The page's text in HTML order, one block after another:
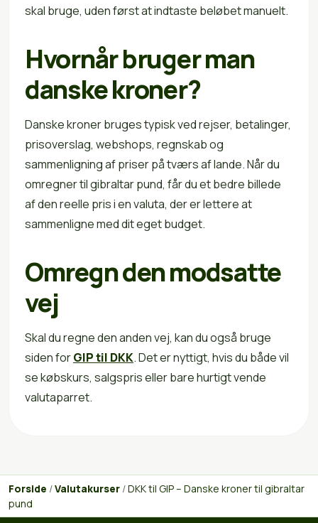
skal bruge, uden først at indtaste beløbet manuelt.
Hvornår bruger man
danske kroner?
Danske kroner bruges typisk ved rejser, betalinger,
prisoverslag, webshops, regnskab og
sammenligning af priser på tværs af lande. Når du
omregner til gibraltar pund, får du et bedre billede
af den reelle pris i en valuta, der er lettere at
sammenligne med dit eget budget.
Omregn den modsatte
vej
Skal du regne den anden vej, kan du også bruge
siden forGIP til DKK. Det er nyttigt, hvis du både vil
se købskurs, salgspris eller bare hurtigt vende
valutaparret.
Forside /Valutakurser /DKK til GIP – Danske kroner til gibraltar
pund